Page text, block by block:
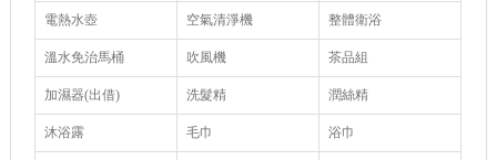
電熱水壺 空氣清淨機 整體衛浴
溫水免治馬桶 吹風機 茶品組
加濕器(出借) 洗髮精 潤絲精
沐浴露 毛巾 浴巾